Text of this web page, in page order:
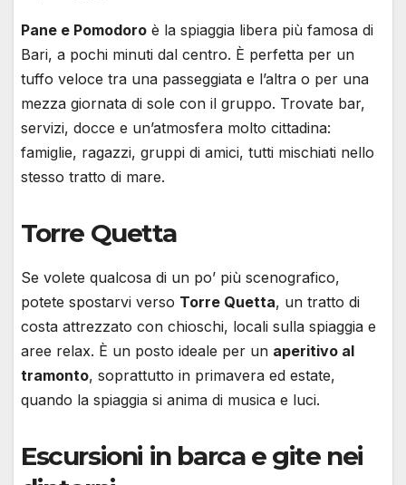
Pane e Pomodoro è la spiaggia libera più famosa di
Bari, a pochi minuti dal centro. È perfetta per un
tuffo veloce tra una passeggiata e l’altra o per una
mezza giornata di sole con il gruppo. Trovate bar,
servizi, docce e un’atmosfera molto cittadina:
famiglie, ragazzi, gruppi di amici, tutti mischiati nello
stesso tratto di mare.
Torre Quetta
Se volete qualcosa di un po’ più scenografico,
potete spostarvi verso Torre Quetta, un tratto di
costa attrezzato con chioschi, locali sulla spiaggia e
aree relax. È un posto ideale per un aperitivo al
tramonto, soprattutto in primavera ed estate,
quando la spiaggia si anima di musica e luci.
Escursioni in barca e gite nei